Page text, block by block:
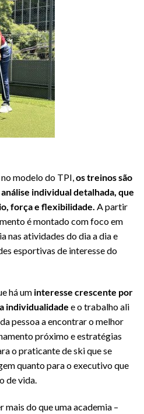
modelo do TPI,os treinos são
individual detalhada, que
força e flexibilidade. A partir
é montado com foco em
nas atividades do dia a dia e
esportivas de interesse do
há um interesse crescente por
individualidade e o trabalho ali
pessoa a encontrar o melhor
próximo e estratégias
o praticante de ski que se
quanto para o executivo que
de vida.
do que uma academia –